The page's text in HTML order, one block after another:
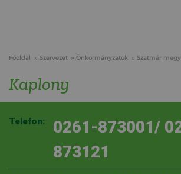
Főoldal Szervezet Önkormányzatok Szatmár
Kaplony
Telefon:
0261-873001/
873121